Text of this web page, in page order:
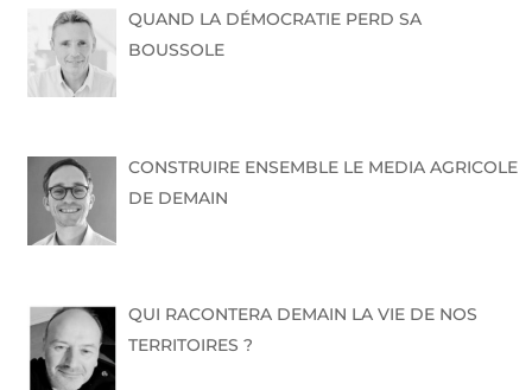
QUAND LA DÉMOCRATIE PERD SA
BOUSSOLE
CONSTRUIRE ENSEMBLE LE MEDIA AGRICOLE
DE DEMAIN
QUI RACONTERA DEMAIN LA VIE DE NOS
TERRITOIRES ?